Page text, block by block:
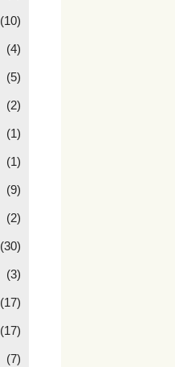
(10)
(4)
(5)
(2)
(1)
(1)
(9)
(2)
(30)
(3)
(17)
(17)
(7)